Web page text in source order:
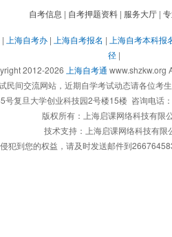
自考信息 | 自考押题资料| 服务大厅|
| 上海自考办| 上海自考报名 | 上海自考本科报
径 |
2012-2026 上海自考通 www.shzkw.org
民间交流网站，近期自学考试动态请各位考
号复旦大学创业科技园2号楼15楼 咨询电
版权所有：上海启课网络科技有限
技术支持：上海启课网络科技有限
犯到您的权益，请及时发送邮件到